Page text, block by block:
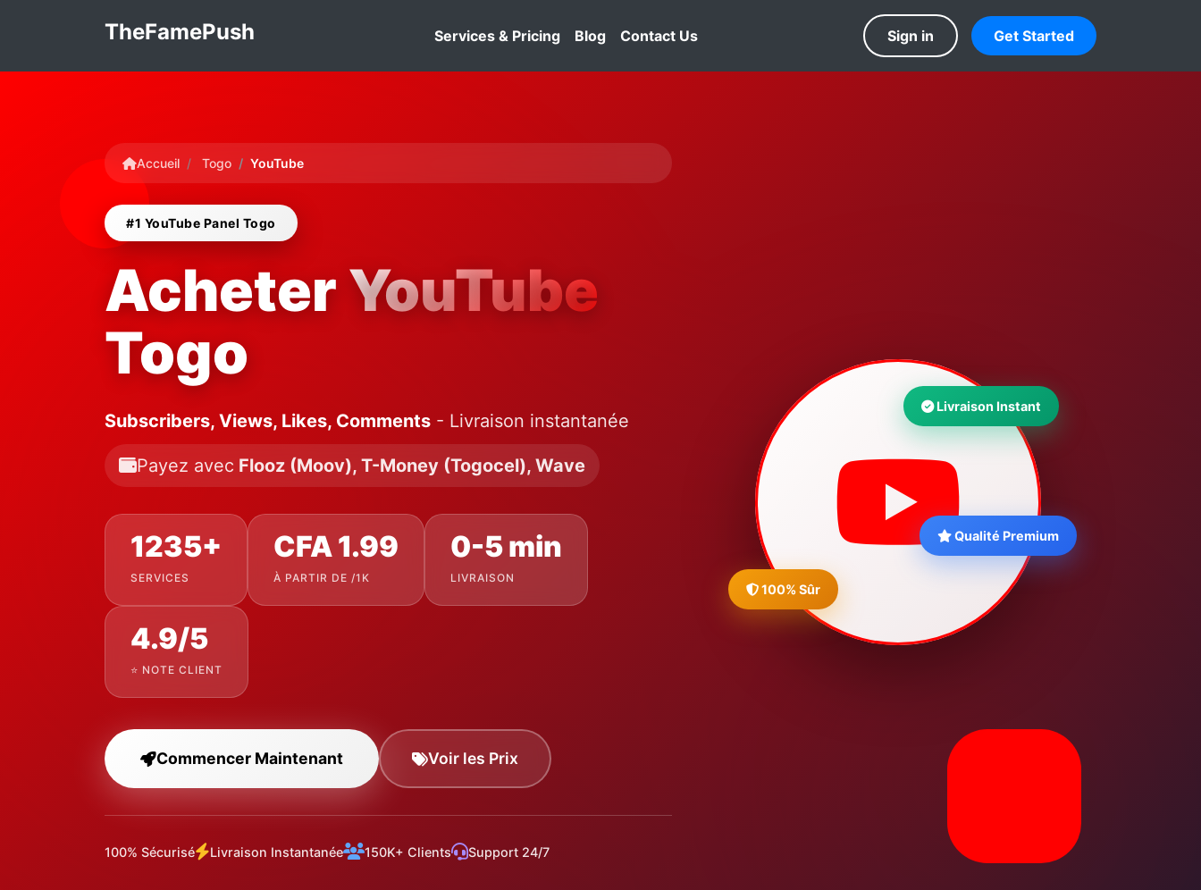
TheFamePush Services & Pricing Blog Contact Us Sign in Get Started
Accueil Togo YouTube
#1 YouTube Panel Togo
AcheterYouTube
Togo
Subscribers, Views, Likes, Comments - Livraison instantanée
Payez avec Flooz (Moov), T-Money (Togocel), Wave
1235+
SERVICES
CFA 1.99
À PARTIR DE /1K
0-5 min
LIVRAISON
4.9/5
⭐ NOTE CLIENT
Commencer Maintenant Voir les Prix
100% Sécurisé Livraison Instantanée 150K+ Clients Support 24/7
Livraison Instant
100% Sûr
Qualité Premium